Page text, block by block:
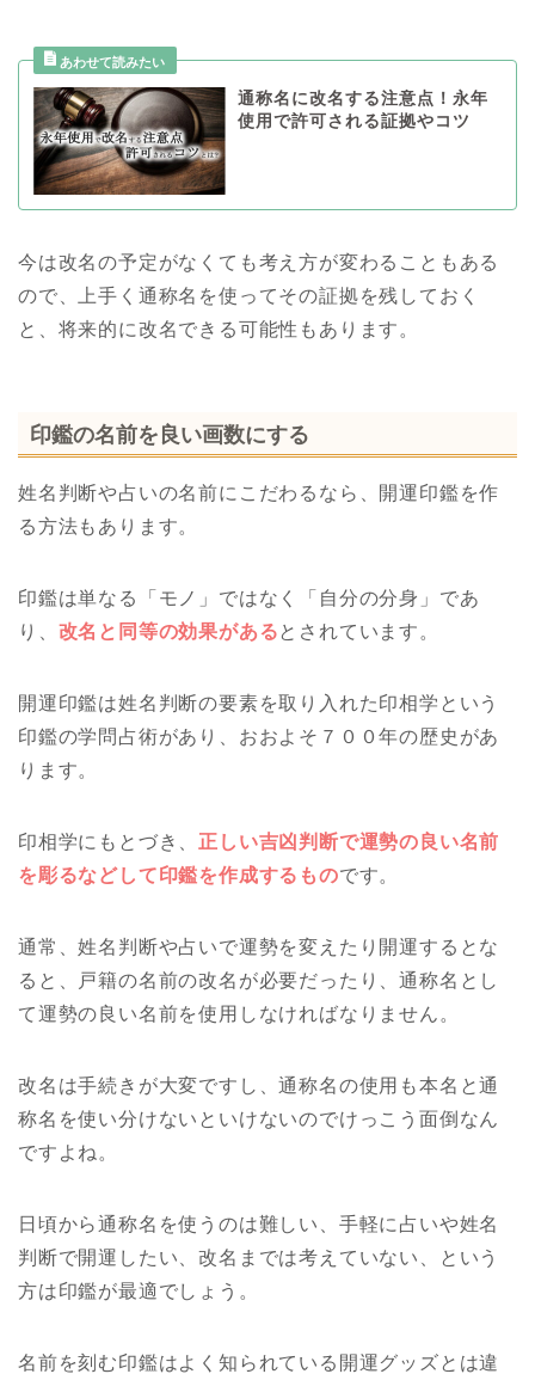
通称名に改名する注意点！永年
使用で許可される証拠やコツ
今は改名の予定がなくても考え方が変わることもある
ので、上手く通称名を使ってその証拠を残しておく
と、将来的に改名できる可能性もあります。
印鑑の名前を良い画数にする
姓名判断や占いの名前にこだわるなら、開運印鑑を作
る方法もあります。
印鑑は単なる「モノ」ではなく「自分の分身」であ
り、 改名と同等の効果がある とされています。
開運印鑑は姓名判断の要素を取り入れた印相学という
印鑑の学問占術があり、おおよそ７００年の歴史があ
ります。
印相学にもとづき、 正しい吉凶判断で運勢の良い名前
を彫るなどして印鑑を作成するものです。
通常、姓名判断や占いで運勢を変えたり開運するとな
ると、戸籍の名前の改名が必要だったり、通称名とし
て運勢の良い名前を使用しなければなりません。
改名は手続きが大変ですし、通称名の使用も本名と通
称名を使い分けないといけないのでけっこう面倒なん
ですよね。
日頃から通称名を使うのは難しい、手軽に占いや姓名
判断で開運したい、改名までは考えていない、という
方は印鑑が最適でしょう。
名前を刻む印鑑はよく知られている開運グッズとは違